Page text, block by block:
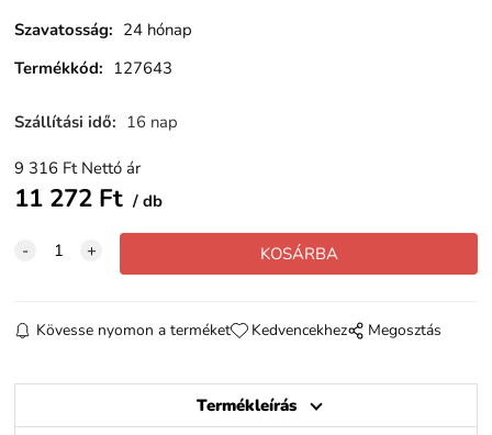
Szavatosság: 24 hónap
Termékkód: 127643
Szállítási idő: 16 nap
9 316 Ft Nettó ár
11 272 Ft db
Kövesse nyomon a terméket Kedvencekhez Megosztás
Termékleírás